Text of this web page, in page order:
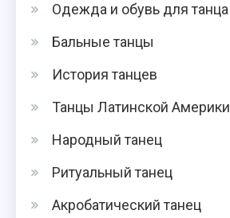
Одежда и обувь для танца
Бальные танцы
История танцев
Танцы Латинской Америки
Народный танец
Ритуальный танец
Акробатический танец